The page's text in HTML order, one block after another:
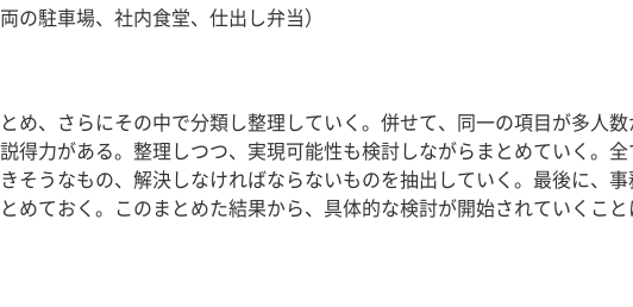
の駐車場、社内食堂、仕出し弁当）
め、さらにその中で分類し整理していく。併せて、同一の項目が多人
得力がある。整理しつつ、実現可能性も検討しながらまとめていく。
そうなもの、解決しなければならないものを抽出していく。最後に、
めておく。このまとめた結果から、具体的な検討が開始されていくこ